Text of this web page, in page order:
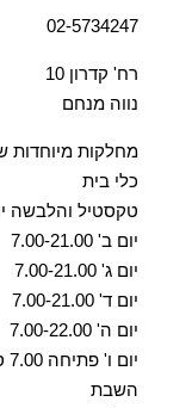
02-5734247
רח' קדרון 10
נווה מנחם
מחלקות מיוחדות
כלי בית
טקסטיל והלבשה יום א'
יום ב' 7.00-21.00
יום ג' 7.00-21.00
יום ד' 7.00-21.00
יום ה' 7.00-22.00
השבת